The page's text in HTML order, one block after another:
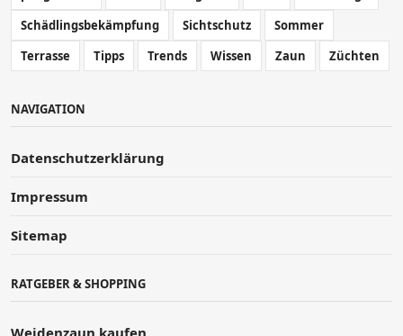
Schädlingsbekämpfung
Sichtschutz
Sommer
Terrasse
Tipps Trends Wissen Zaun Züchten
NAVIGATION
Datenschutzerklärung
Impressum
Sitemap
RATGEBER & SHOPPING
Weidenzaun kaufen